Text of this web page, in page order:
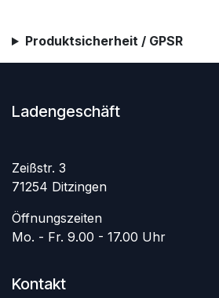
Produktsicherheit / GPSR
Ladengeschäft
Zeißstr. 3
71254 Ditzingen
Öffnungszeiten
Mo. - Fr. 9.00 - 17.00 Uhr
Kontakt